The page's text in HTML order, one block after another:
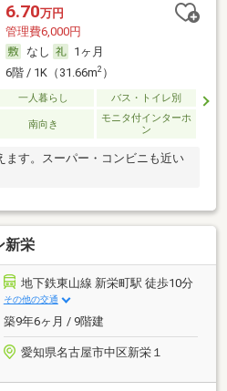
6.70万円
管理費6,000円
なし
1ヶ月
6階 / 1K（31.66m2）
一人暮らし バス・トイレ別
南向き
モニタ付インターホ
ン
ます。スーパー・コンビニも近い
新栄
地下鉄東山線 新栄町駅 徒歩10分
その他の交通
築9年6ヶ月 / 9階建
愛知県名古屋市中区新栄１